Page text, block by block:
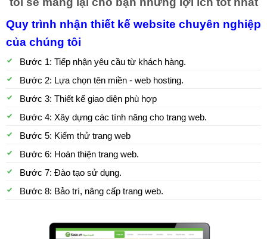
Quy trình nhận thiết kế website chuyên nghiệp
của chúng tôi
Bước 1: Tiếp nhận yêu cầu từ khách hàng.
Bước 2: Lựa chọn tên miền - web hosting.
Bước 3: Thiết kế giao diện phù hợp
Bước 4: Xây dựng các tính năng cho trang web.
Bước 5: Kiểm thử trang web
Bước 6: Hoàn thiện trang web.
Bước 7: Đào tạo sử dụng.
Bước 8: Bảo trì, nâng cấp trang web.